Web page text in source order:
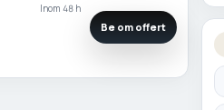
Inom 48 h
Be om offert